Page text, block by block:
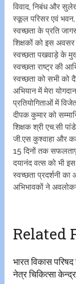
विवाद, निबंध और
स्कूल परिसर एवं
स्वच्छता के प्रति
शिक्षकों को इस
स्वच्छता पखवाड़े के
स्वच्छता राष्ट्र की
स्वच्छता को सभी को
अभियान में मेरा
प्रतियोगिताओं में
दीपक कुमार को
शिक्षक श्री एच.सी
जी.एस कुश्वाहा और
15 दिनों तक
दयानंद वत्स को भी
स्वच्छता प्रदर्शनी
अभिभावकों ने
Related
भारत विकास
नेत्र चिकित्सा